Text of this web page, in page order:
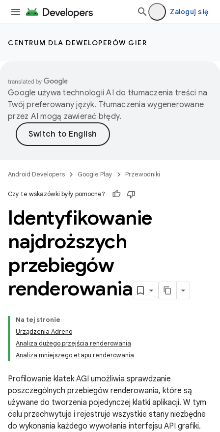
Zaloguj się
CENTRUM DLA DEWELOPERÓW GIER
Google używa technologii AI do tłumaczenia treści na
Twój preferowany język. Tłumaczenia wygenerowane
przez AI mogą zawierać błędy.
Android Developers Google Play Przewodniki
Czy te wskazówki były pomocne?
Identyfikowanie
najdroższych
przebiegów
renderowania
Na tej stronie
Urządzenia Adreno
Analiza dużego przejścia renderowania
Analiza mniejszego etapu renderowania
Profilowanie klatek AGI umożliwia sprawdzanie
poszczególnych przebiegów renderowania, które są
używane do tworzenia pojedynczej klatki aplikacji. W tym
celu przechwytuje i rejestruje wszystkie stany niezbędne
do wykonania każdego wywołania interfejsu API grafiki.